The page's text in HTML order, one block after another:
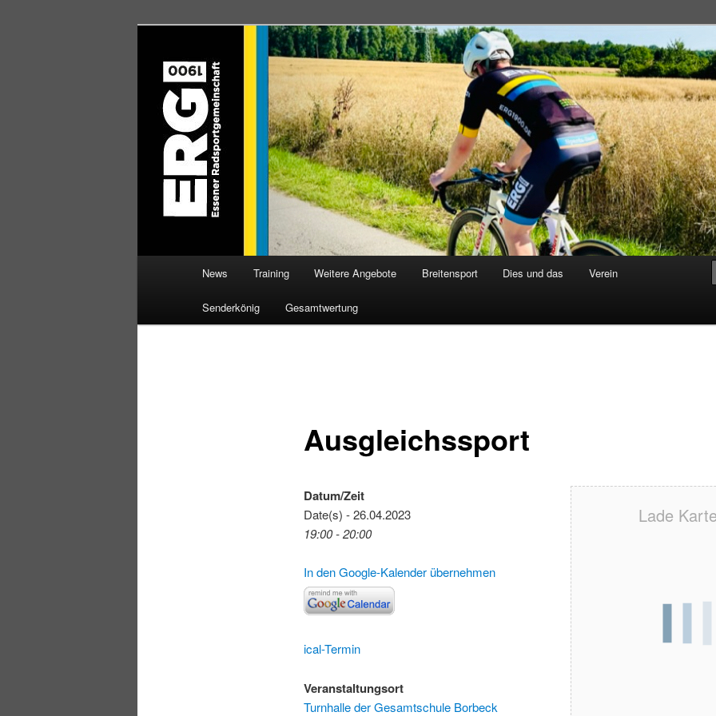
ERG 1900 e.V
Willkommen bei der Essener Radsportgemeinschaft
News Training Weitere Angebote Breitensport Dies und das Verein
Senderkönig Gesamtwertung
Ausgleichssport
Lade
Datum/Zeit
Date(s) - 26.04.2023
19:00 - 20:00
In den Google-Kalender übernehmen
ical-Termin
Veranstaltungsort
Turnhalle der Gesamtschule Borbeck